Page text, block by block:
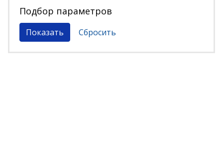
Подбор параметров